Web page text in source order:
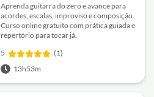
Aprenda guitarra do zero e avance para
acordes, escalas, improviso e composição.
Curso online gratuito com prática guiada e
repertório para tocar já.
5
(1)
13h53m